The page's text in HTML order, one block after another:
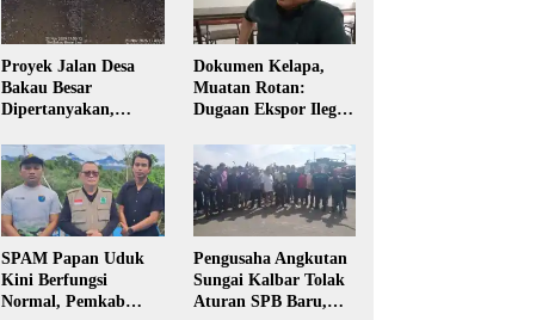
Proyek Jalan Desa
Bakau Besar
Dipertanyakan,
dan Transparansi
Pelaksanaan
Pembangunan
Dokumen Kelapa,
Muatan Rotan:
Dugaan Ekspor Ilegal
Publik Kalbar
SPAM Papan Uduk
Kini Berfungsi
Normal, Pemkab
Pengusaha Angkutan
Sungai Kalbar Tolak
Aturan SPB Baru,